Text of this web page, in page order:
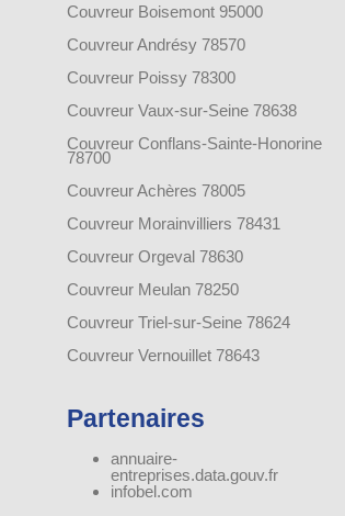
Couvreur Boisemont 95000
Couvreur Andrésy 78570
Couvreur Poissy 78300
Couvreur Vaux-sur-Seine 78638
Couvreur Conflans-Sainte-Honorine
78700
Couvreur Achères 78005
Couvreur Morainvilliers 78431
Couvreur Orgeval 78630
Couvreur Meulan 78250
Couvreur Triel-sur-Seine 78624
Couvreur Vernouillet 78643
Partenaires
annuaire-
entreprises.data.gouv.fr
infobel.com